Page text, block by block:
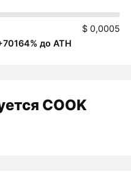
$ 0,0005
до ATH
COOK